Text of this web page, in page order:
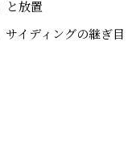
と放置
イディングの継ぎ目